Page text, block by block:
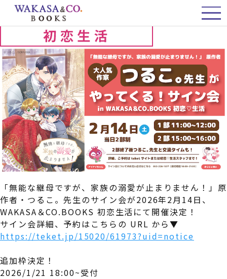
初恋生活 つるこ。先生サイン会開催決定！
初恋生活 つるこ。先生サイン会開催決定！
「無能な継母ですが、家族の溺愛が止まりません！」原
作者・つるこ。先生のサイン会が2026年2月14日、
WAKASA＆CO.BOOKS 初恋生活にて開催決定！
サイン会詳細、予約はこちらの URL から▼
https://teket.jp/15020/61973?uid=notice
追加枠決定！
2026/1/21 18:00~受付